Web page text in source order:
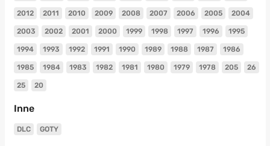
2012 2011 2010 2009 2008 2007 2006 2005 2004
2003 2002 2001 2000 1999 1998 1997 1996 1995
1994 1993 1992 1991 1990 1989 1988 1987 1986
1985 1984 1983 1982 1981 1980 1979 1978 205 26
25 20
Inne
DLC GOTY